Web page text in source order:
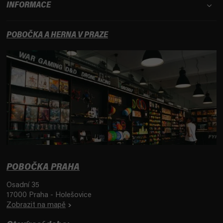
INFORMACE
POBOČKA A HERNA V PRAZE
POBOČKA PRAHA
Osadní 35
17000 Praha - Holešovice
Zobrazit na mapě